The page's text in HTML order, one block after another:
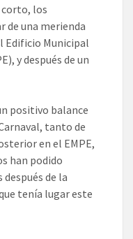
los
una merienda
Edificio Municipal
y después de un
positivo balance
tanto de
en el EMPE,
han podido
de la
tenía lugar este